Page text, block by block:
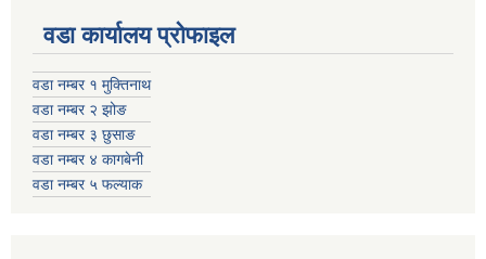
वडा कार्यालय प्रोफाइल
वडा नम्बर १ मुक्तिनाथ
वडा नम्बर २ झोङ
वडा नम्बर ३ छुसाङ
वडा नम्बर ४ कागबेनी
वडा नम्बर ५ फल्याक